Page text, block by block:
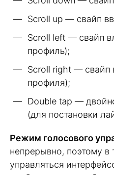
Scroll up — свайп
Scroll left — свайп
профиль);
Scroll right — свайп
профиля);
Double tap —
(для постановки
Режим голосового
непрерывно, поэтому
управляться